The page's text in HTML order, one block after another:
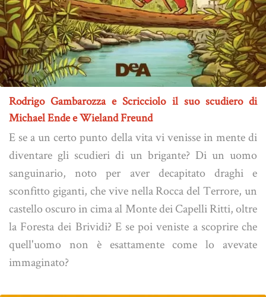
Rodrigo Gambarozza e Scricciolo il suo scudiero di
Michael Ende e Wieland Freund
E se a un certo punto della vita vi venisse in mente di
diventare gli scudieri di un brigante? Di un uomo
sanguinario, noto per aver decapitato draghi e
sconfitto giganti, che vive nella Rocca del Terrore, un
castello oscuro in cima al Monte dei Capelli Ritti, oltre
la Foresta dei Brividi? E se poi veniste a scoprire che
quell'uomo non è esattamente come lo avevate
immaginato?